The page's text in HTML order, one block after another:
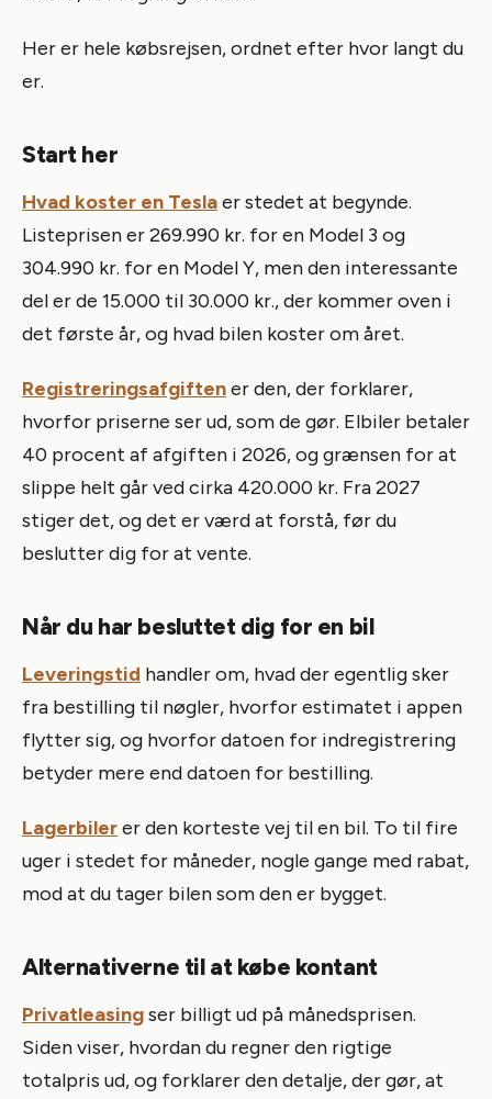
Her er hele købsrejsen, ordnet efter hvor langt du
er.
Start her
Hvad koster en Teslaer stedet at begynde.
Listeprisen er 269.990 kr. for en Model 3 og
304.990 kr. for en Model Y, men den interessante
del er de 15.000 til 30.000 kr., der kommer oven i
det første år, og hvad bilen koster om året.
Registreringsafgiftener den, der forklarer,
hvorfor priserne ser ud, som de gør. Elbiler betaler
40 procent af afgiften i 2026, og grænsen for at
slippe helt går ved cirka 420.000 kr. Fra 2027
stiger det, og det er værd at forstå, før du
beslutter dig for at vente.
Når du har besluttet dig for en bil
Leveringstid handler om, hvad der egentlig sker
fra bestilling til nøgler, hvorfor estimatet i appen
flytter sig, og hvorfor datoen for indregistrering
betyder mere end datoen for bestilling.
Lagerbilerer den korteste vej til en bil. To til fire
uger i stedet for måneder, nogle gange med rabat,
mod at du tager bilen som den er bygget.
Alternativerne til at købe kontant
Privatleasingser billigt ud på månedsprisen.
Siden viser, hvordan du regner den rigtige
totalpris ud, og forklarer den detalje, der gør, at